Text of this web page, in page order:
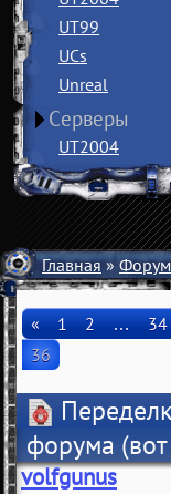
UT99
UCs
Unreal
Серверы
UT2004
Главная»Форум
« 1 2 … 34
36
форума
volfgunus